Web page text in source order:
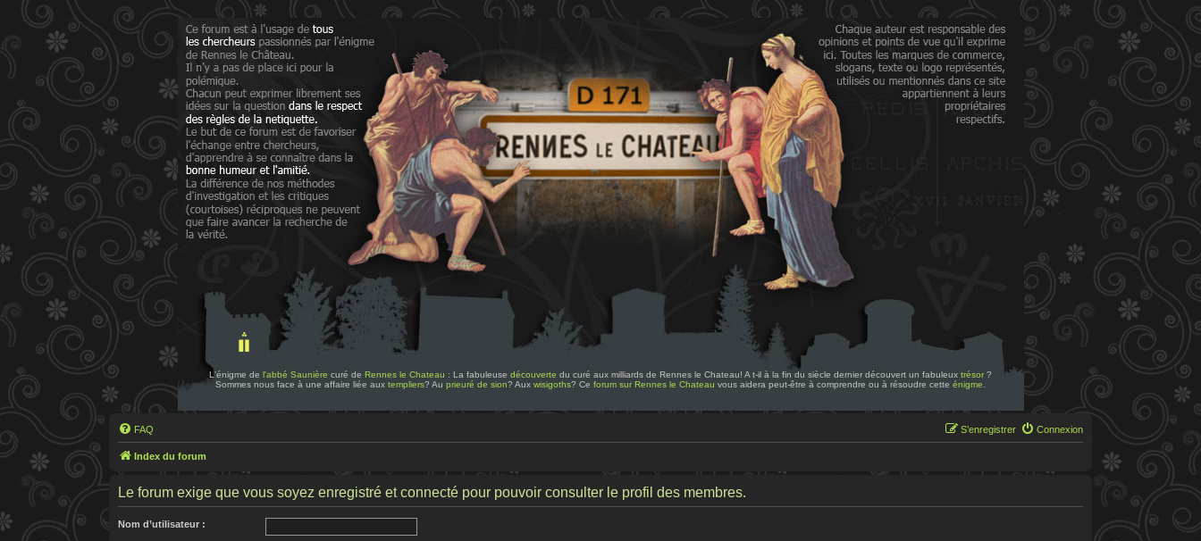
L'énigme de l'abbé Saunière curé de Rennes le Chateau : La fabuleuse découverte du curé aux milliards de Rennes le Chateau! A t-il à la fin du siècle dernier découvert un fabuleux trésor ?
Sommes nous face à une affaire liée aux templiers? Au prieuré de sion? Aux wisigoths? Ce forum sur Rennes le Chateau vous aidera peut-être à comprendre ou à résoudre cette énigme
FAQ Connexion
S’enregistrer
Index du forum
Le forum exige que vous soyez enregistré et connecté pour pouvoir consulter le profil des membres.
Nom d’utilisateur :